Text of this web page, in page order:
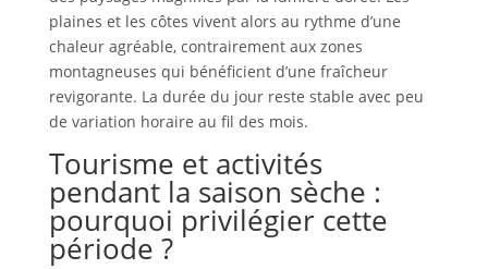
plaines et les côtes vivent alors au rythme d’une
chaleur agréable, contrairement aux zones
montagneuses qui bénéficient d’une fraîcheur
revigorante. La durée du jour reste stable avec peu
de variation horaire au fil des mois.
Tourisme et activités
pendant la saison sèche :
pourquoi privilégier cette
période ?